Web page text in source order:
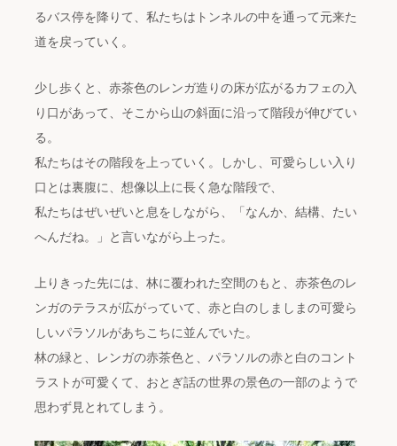
るバス停を降りて、私たちはトンネルの中を通って元来た
道を戻っていく。
少し歩くと、赤茶色のレンガ造りの床が広がるカフェの入
り口があって、そこから山の斜面に沿って階段が伸びてい
る。
私たちはその階段を上っていく。しかし、可愛らしい入り
口とは裏腹に、想像以上に長く急な階段で、
私たちはぜいぜいと息をしながら、「なんか、結構、たい
へんだね。」と言いながら上った。
上りきった先には、林に覆われた空間のもと、赤茶色のレ
ンガのテラスが広がっていて、赤と白のしましまの可愛ら
しいパラソルがあちこちに並んでいた。
林の緑と、レンガの赤茶色と、パラソルの赤と白のコント
ラストが可愛くて、おとぎ話の世界の景色の一部のようで
思わず見とれてしまう。